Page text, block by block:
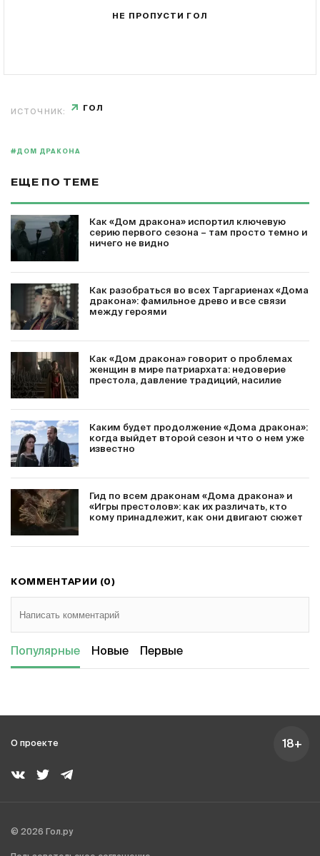
НЕ ПРОПУСТИ ГОЛ
ИСТОЧНИК: ГОЛ
#ДОМ ДРАКОНА
ЕЩЕ ПО ТЕМЕ
Как «Дом дракона» испортил ключевую
серию первого сезона – там просто темно и
ничего не видно
Как разобраться во всех Таргариенах «Дома
дракона»: фамильное древо и все связи
между героями
Как «Дом дракона» говорит о проблемах
женщин в мире патриархата: недоверие
престола, давление традиций, насилие
Каким будет продолжение «Дома дракона»:
когда выйдет второй сезон и что о нем уже
известно
Гид по всем драконам «Дома дракона» и
«Игры престолов»: как их различать, кто
кому принадлежит, как они двигают сюжет
КОММЕНТАРИИ (0)
Популярные Новые Первые
О проекте 18+
© 2026 Гол.ру